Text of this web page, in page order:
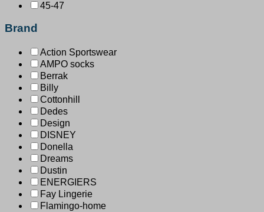
45-47
Brand
Action Sportswear
AMPO socks
Berrak
Billy
Cottonhill
Dedes
Design
DISNEY
Donella
Dreams
Dustin
ENERGIERS
Fay Lingerie
Flamingo-home